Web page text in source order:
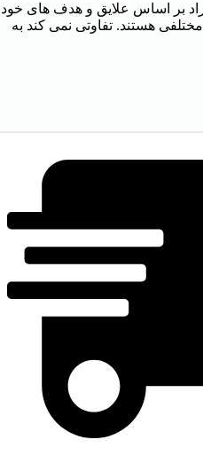
بر اساس علایق و هدف‌ های خود
هستند. تفاوتی نمی‌ کند به